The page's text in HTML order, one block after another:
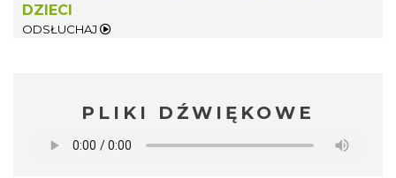
DZIECI
ODSŁUCHAJ
PLIKI DŹWIĘKOWE